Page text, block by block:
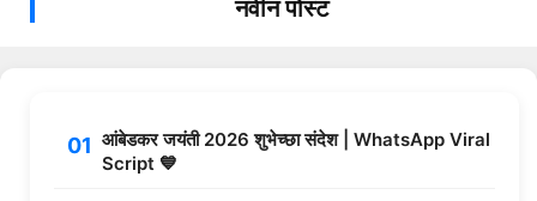
नवीन पोस्ट
आंबेडकर जयंती 2026 शुभेच्छा संदेश | WhatsApp Viral
Script 💙